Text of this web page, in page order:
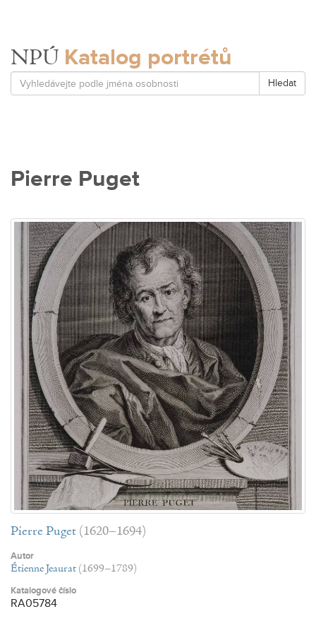
NPÚ Katalog portrétů
Hledat
Pierre Puget
Pierre Puget (1620–1694)
Autor
Étienne Jeaurat (1699–1789)
Katalogové číslo
RA05784